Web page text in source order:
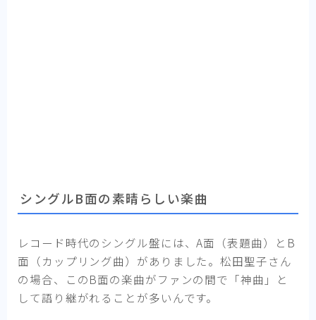
シングルB面の素晴らしい楽曲
レコード時代のシングル盤には、A面（表題曲）とB
面（カップリング曲）がありました。松田聖子さん
の場合、このB面の楽曲がファンの間で「神曲」と
して語り継がれることが多いんです。